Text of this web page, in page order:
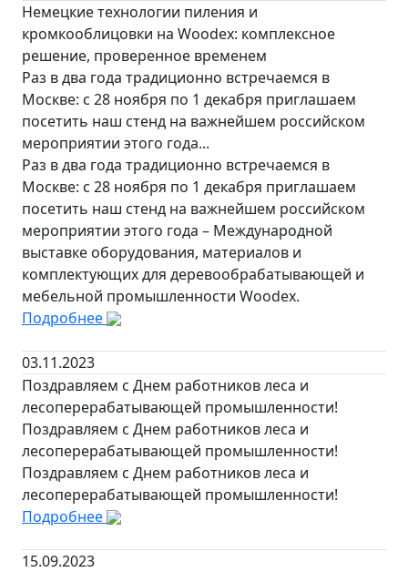
Немецкие технологии пиления и
кромкооблицовки на Woodex: комплексное
решение, проверенное временем
Раз в два года традиционно встречаемся в
Москве: с 28 ноября по 1 декабря приглашаем
посетить наш стенд на важнейшем российском
мероприятии этого года...
Раз в два года традиционно встречаемся в
Москве: с 28 ноября по 1 декабря приглашаем
посетить наш стенд на важнейшем российском
мероприятии этого года – Международной
выставке оборудования, материалов и
комплектующих для деревообрабатывающей и
мебельной промышленности Woodex.
Подробнее
03.11.2023
Поздравляем с Днем работников леса и
лесоперерабатывающей промышленности!
Поздравляем с Днем работников леса и
лесоперерабатывающей промышленности!
Поздравляем с Днем работников леса и
лесоперерабатывающей промышленности!
Подробнее
15.09.2023